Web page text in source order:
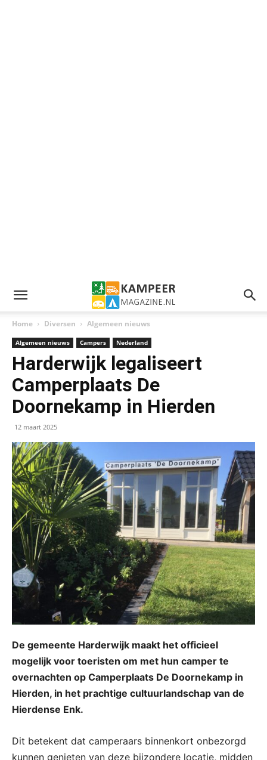
Home Diversen Algemeen nieuws
Algemeen nieuws Campers Nederland
Harderwijk legaliseert
Camperplaats De
Doornekamp in Hierden
12 maart 2025
De gemeente Harderwijk maakt het officieel
mogelijk voor toeristen om met hun camper te
overnachten op Camperplaats De Doornekamp in
Hierden, in het prachtige cultuurlandschap van de
Hierdense Enk.
Dit betekent dat camperaars binnenkort onbezorgd
kunnen genieten van deze bijzondere locatie, midden